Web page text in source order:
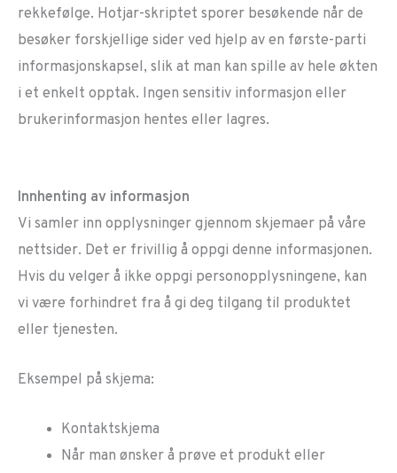
rekkefølge. Hotjar-skriptet sporer besøkende når de
besøker forskjellige sider ved hjelp av en første-parti
informasjonskapsel, slik at man kan spille av hele økten
i et enkelt opptak. Ingen sensitiv informasjon eller
brukerinformasjon hentes eller lagres.
Innhenting av informasjon
Vi samler inn opplysninger gjennom skjemaer på våre
nettsider. Det er frivillig å oppgi denne informasjonen.
Hvis du velger å ikke oppgi personopplysningene, kan
vi være forhindret fra å gi deg tilgang til produktet
eller tjenesten.
Eksempel på skjema:
Kontaktskjema
Når man ønsker å prøve et produkt eller